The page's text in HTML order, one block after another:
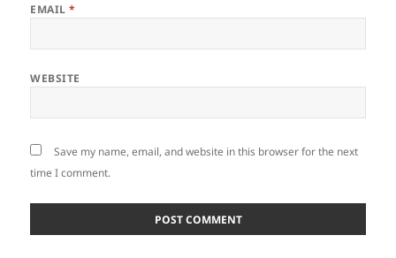
EMAIL*
WEBSITE
Save my name, email, and website in this browser for the next
time I comment.